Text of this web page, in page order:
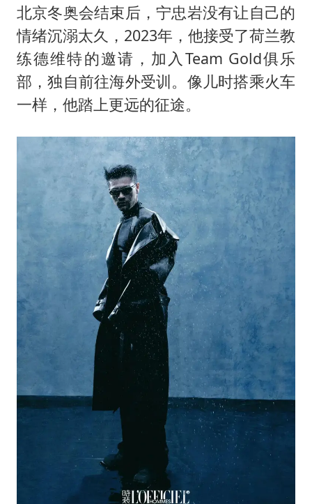
北京冬奥会结束后，宁忠岩没有让自己的
情绪沉溺太久，2023年，他接受了荷兰教
练德维特的邀请，加入Team Gold俱乐
部，独自前往海外受训。像儿时搭乘火车
一样，他踏上更远的征途。